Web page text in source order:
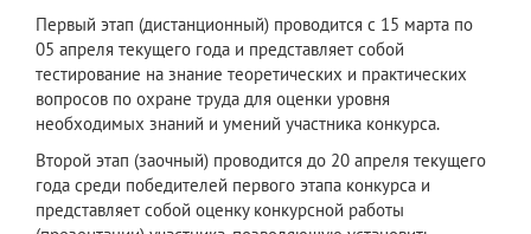
Первый этап (дистанционный) проводится с 15 марта по
05 апреля текущего года и представляет собой
тестирование на знание теоретических и практических
вопросов по охране труда для оценки уровня
необходимых знаний и умений участника конкурса.
Второй этап (заочный) проводится до 20 апреля текущего
года среди победителей первого этапа конкурса и
представляет собой оценку конкурсной работы